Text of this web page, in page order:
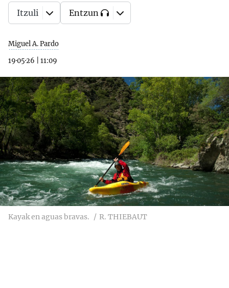
Miguel A. Pardo
19·05·26
11:09
Itzuli Entzun
Kayak en aguas bravas. R. THIEBAUT